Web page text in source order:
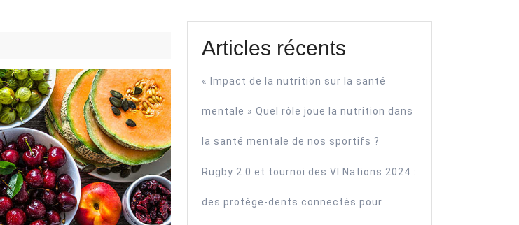
Articles récents
« Impact de la nutrition sur la santé
mentale » Quel rôle joue la nutrition dans
la santé mentale de nos sportifs ?
Rugby 2.0 et tournoi des VI Nations 2024 :
des protège-dents connectés pour